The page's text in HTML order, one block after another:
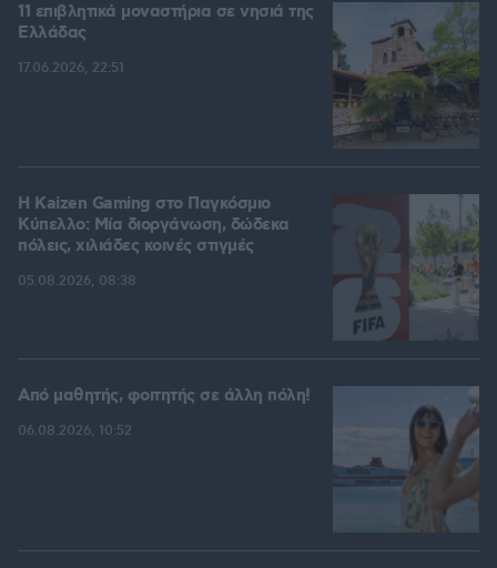
11 επιβλητικά μοναστήρια σε νησιά της
Ελλάδας
17.06.2026, 22:51
H Kaizen Gaming στο Παγκόσμιο
Kύπελλο: Μία διοργάνωση, δώδεκα
πόλεις, χιλιάδες κοινές στιγμές
05.08.2026, 08:38
Από μαθητής, φοιτητής σε άλλη πόλη!
06.08.2026, 10:52